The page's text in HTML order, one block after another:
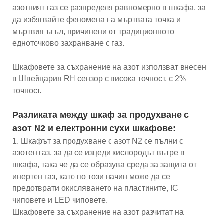
азотният газ се разпределя равномерно в шкафа, за
да избягвайте феномена на мъртвата точка и
мъртвия ъгъл, причинени от традиционното
едноточково захранване с газ.
Шкафовете за съхранение на азот използват внесен
в Швейцария RH сензор с висока точност, с 2%
точност.
Разликата между шкаф за продухване с
азот N2 и електронни сухи шкафове:
1. Шкафът за продухване с азот N2 се пълни с
азотен газ, за ​​да се изцеди кислородът вътре в
шкафа, така че да се образува среда за защита от
инертен газ, като по този начин може да се
предотврати окисляването на пластините, IC
чиповете и LED чиповете.
Шкафовете за съхранение на азот разчитат на